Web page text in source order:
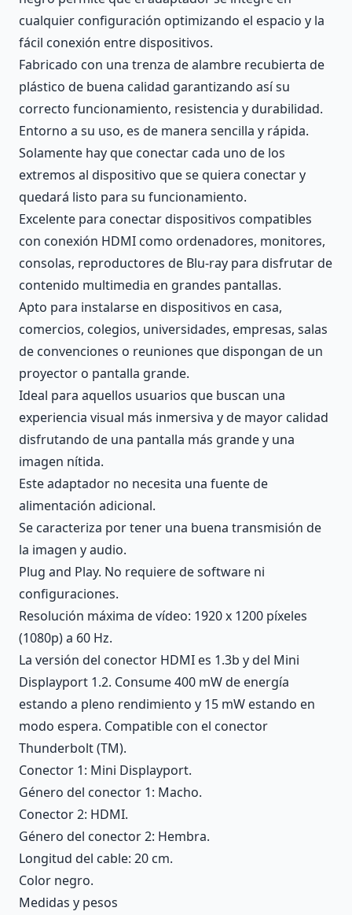
cualquier configuración optimizando el espacio y la
fácil conexión entre dispositivos.
Fabricado con una trenza de alambre recubierta de
plástico de buena calidad garantizando así su
correcto funcionamiento, resistencia y durabilidad.
Entorno a su uso, es de manera sencilla y rápida.
Solamente hay que conectar cada uno de los
extremos al dispositivo que se quiera conectar y
quedará listo para su funcionamiento.
Excelente para conectar dispositivos compatibles
con conexión HDMI como ordenadores, monitores,
consolas, reproductores de Blu-ray para disfrutar de
contenido multimedia en grandes pantallas.
Apto para instalarse en dispositivos en casa,
comercios, colegios, universidades, empresas, salas
de convenciones o reuniones que dispongan de un
proyector o pantalla grande.
Ideal para aquellos usuarios que buscan una
experiencia visual más inmersiva y de mayor calidad
disfrutando de una pantalla más grande y una
imagen nítida.
Este adaptador no necesita una fuente de
alimentación adicional.
Se caracteriza por tener una buena transmisión de
la imagen y audio.
Plug and Play. No requiere de software ni
configuraciones.
Resolución máxima de vídeo: 1920 x 1200 píxeles
(1080p) a 60 Hz.
La versión del conector HDMI es 1.3b y del Mini
Displayport 1.2. Consume 400 mW de energía
estando a pleno rendimiento y 15 mW estando en
modo espera. Compatible con el conector
Thunderbolt (TM).
Conector 1: Mini Displayport.
Género del conector 1: Macho.
Conector 2: HDMI.
Género del conector 2: Hembra.
Longitud del cable: 20 cm.
Color negro.
Medidas y pesos